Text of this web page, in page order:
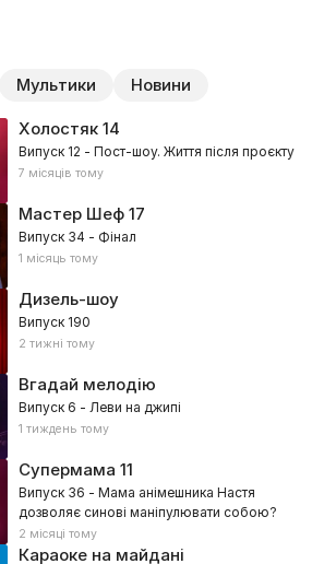
Мультики Новини
Холостяк14
Випуск 12 - Пост-шоу. Життя після проєкту
7 місяців тому
Мастер Шеф17
Випуск 34 - Фінал
1 місяць тому
Дизель-шоу
Випуск 190
2 тижні тому
Вгадай мелодію
Випуск 6 - Леви на джипі
1 тиждень тому
Супермама 11
Випуск 36 - Мама анімешника Настя
дозволяє синові маніпулювати собою?
2 місяці тому
Караоке на майдані